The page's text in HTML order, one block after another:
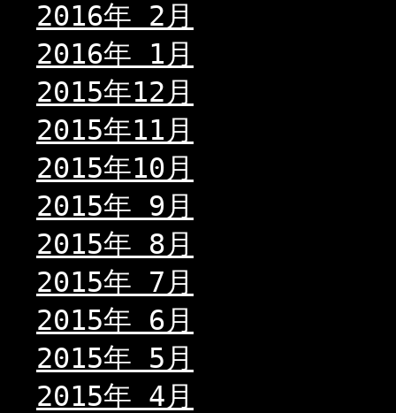
2016年 2月
2016年 1月
2015年12月
2015年11月
2015年10月
2015年 9月
2015年 8月
2015年 7月
2015年 6月
2015年 5月
2015年 4月